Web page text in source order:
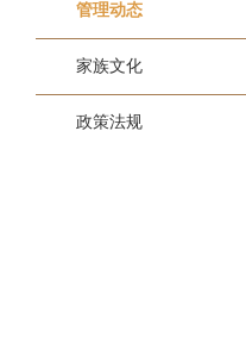
管理动态
家族文化
政策法规